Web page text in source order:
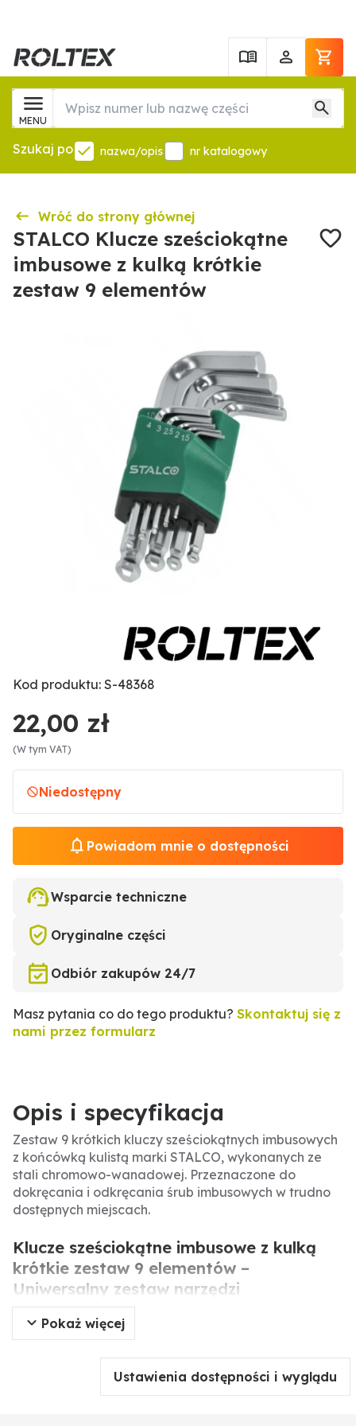
MENU
Szukaj po nazwa/opis nr katalogowy
Wróć do strony głównej
STALCO Klucze sześciokątne
imbusowe z kulką krótkie
zestaw 9 elementów
Kod produktu: S-48368
22,00 zł
(W tym VAT)
Niedostępny
Powiadom mnie o dostępności
Wsparcie techniczne
Oryginalne części
Odbiór zakupów 24/7
Masz pytania co do tego produktu? Skontaktuj się z
nami przez formularz
Opis i specyfikacja
Zestaw 9 krótkich kluczy sześciokątnych imbusowych
z końcówką kulistą marki STALCO, wykonanych ze
stali chromowo-wanadowej. Przeznaczone do
dokręcania i odkręcania śrub imbusowych w trudno
dostępnych miejscach.
Klucze sześciokątne imbusowe z kulką
krótkie zestaw 9 elementów –
Uniwersalny zestaw narzędzi
Zestaw krótkich kluczy imbusowych z końcówką
kulistą marki STALCO to praktyczne narzędzie dla
mechaników i serwisantów. Wykonane z wysokiej
jakości stali chromowo-wanadowej, zapewniają
długą żywotność i odporność na uszkodzenia. Kulista
Pokaż więcej
Ustawienia dostępności i wyglądu